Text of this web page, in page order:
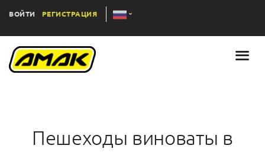
ВОЙТИ РЕГИСТРАЦИЯ
Пешеходы виноваты в